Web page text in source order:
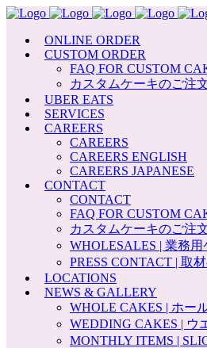
ONLINE ORDER
CUSTOM ORDER
FAQ FOR CUSTOM
カスタムケーキのご注
UBER EATS
SERVICES
CAREERS
CAREERS
CAREERS ENGLISH
CAREERS JAPANESE
CONTACT
CONTACT
FAQ FOR CUSTOM
カスタムケーキのご注
WHOLESALES | 業務
PRESS CONTACT | 取
LOCATIONS
NEWS & GALLERY
WHOLE CAKES | ホー
WEDDING CAKES | ウ
MONTHLY ITEMS |